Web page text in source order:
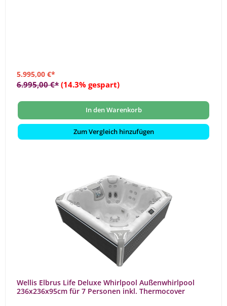
5.995,00 €*
6.995,00 €* (14.3% gespart)
In den Warenkorb
Zum Vergleich hinzufügen
Wellis Elbrus Life Deluxe Whirlpool Außenwhirlpool
236x236x95cm für 7 Personen inkl. Thermocover